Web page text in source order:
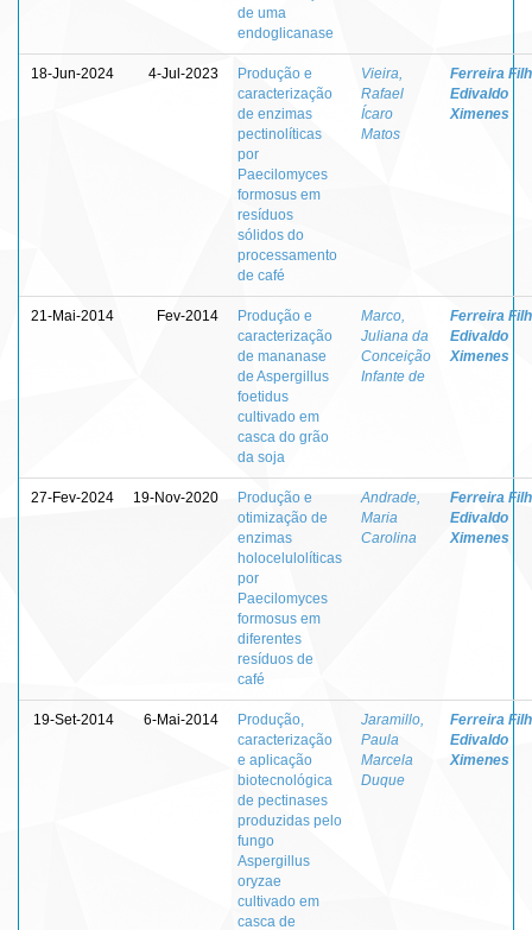
de uma
endoglicanase
18-Jun-2024 4-Jul-2023
Produção e
caracterização
de enzimas
pectinolíticas
por
Paecilomyces
formosus em
resíduos
sólidos do
processamento
de café
Vieira,
Rafael
Ícaro
Matos
Ferreira
Edivaldo
Ximenes
21-Mai-2014 Fev-2014
Produção e
caracterização
de mananase
de Aspergillus
foetidus
cultivado em
casca do grão
da soja
Marco,
Juliana da
Conceição
Infante de
Ferreira
Edivaldo
Ximenes
27-Fev-2024 19-Nov-2020
Produção e
otimização de
enzimas
holocelulolíticas
por
Paecilomyces
formosus em
diferentes
resíduos de
café
Andrade,
Maria
Carolina
Ferreira
Edivaldo
Ximenes
19-Set-2014 6-Mai-2014
Produção,
caracterização
e aplicação
biotecnológica
de pectinases
produzidas pelo
fungo
Aspergillus
oryzae
cultivado em
casca de
Jaramillo,
Paula
Marcela
Duque
Ferreira
Edivaldo
Ximenes